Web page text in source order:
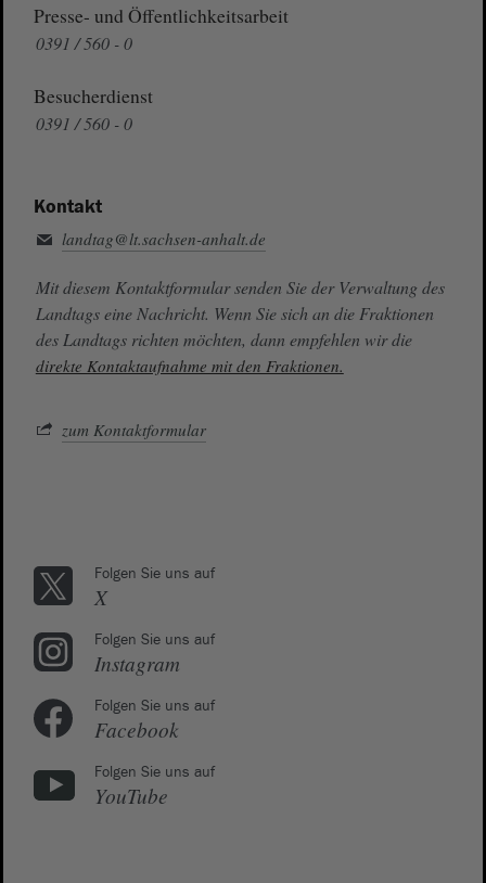
Presse- und Öffentlichkeitsarbeit
0391 / 560 - 0
Besucherdienst
0391 / 560 - 0
Kontakt
landtag@lt.sachsen-anhalt.de
Mit diesem Kontaktformular senden Sie der Verwaltung des
Landtags eine Nachricht. Wenn Sie sich an die Fraktionen
des Landtags richten möchten, dann empfehlen wir die
direkte Kontaktaufnahme mit den Fraktionen.
zum Kontaktformular
Folgen Sie uns auf
X
Folgen Sie uns auf
Instagram
Folgen Sie uns auf
Facebook
Folgen Sie uns auf
YouTube